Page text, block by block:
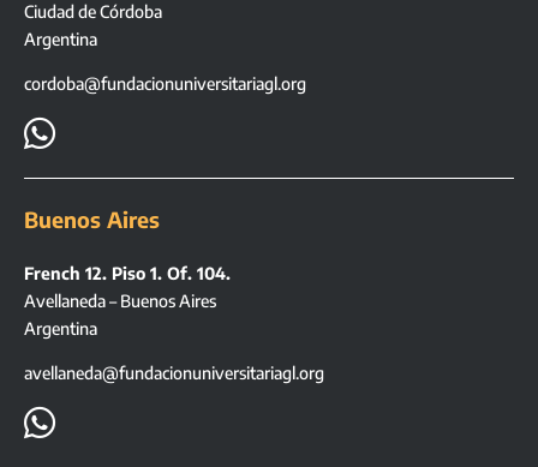
Ciudad de Córdoba
Argentina
cordoba@fundacionuniversitariagl.org

Buenos Aires
French 12. Piso 1. Of. 104.
Avellaneda – Buenos Aires
Argentina
avellaneda@fundacionuniversitariagl.org
